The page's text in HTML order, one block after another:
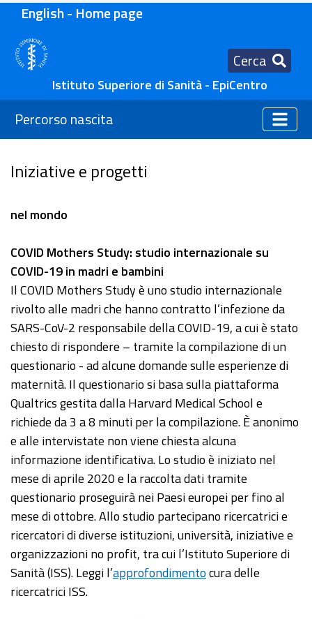
English - Home page
Cerca
Istituto Superiore di Sanità - EpiCentro
Percorso nascita
Iniziative e progetti
nel mondo
COVID Mothers Study: studio internazionale su
COVID-19 in madri e bambini
Il COVID Mothers Study è uno studio internazionale
rivolto alle madri che hanno contratto l’infezione da
SARS-CoV-2 responsabile della COVID-19, a cui è stato
chiesto di rispondere – tramite la compilazione di un
questionario - ad alcune domande sulle esperienze di
maternità. Il questionario si basa sulla piattaforma
Qualtrics gestita dalla Harvard Medical School e
richiede da 3 a 8 minuti per la compilazione. È anonimo
e alle intervistate non viene chiesta alcuna
informazione identificativa. Lo studio è iniziato nel
mese di aprile 2020 e la raccolta dati tramite
questionario proseguirà nei Paesi europei per fino al
mese di ottobre. Allo studio partecipano ricercatrici e
ricercatori di diverse istituzioni, università, iniziative e
organizzazioni no profit, tra cui l’Istituto Superiore di
Sanità (ISS). Leggi l’approfondimentocura delle
ricercatrici ISS.